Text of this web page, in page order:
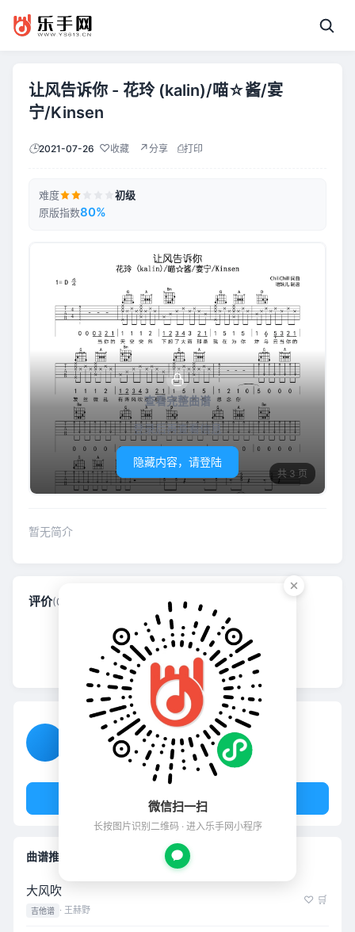
让风告诉你 - 花玲 (kalin)/喵☆酱/宴
宁/Kinsen
🕒2021-07-26 ♡收藏 ↗分享 ⎙打印
难度
初级
原版指数80%
共 3 页
查看完整曲谱
登录后再查看信息
隐藏内容，请登陆
暂无简介
评价(0)
还没有人评价哦, 来当第一个吧~
cri de Coeur
+ 关注
曲谱推荐
大风吹
吉他谱 · 王赫野
♡ 🛒
微信扫一扫
长按图片识别二维码 · 进入乐手网小程序